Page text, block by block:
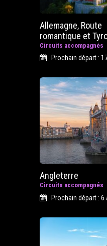
Allemagne, Route
romantique et
Circuits accompagnés
Prochain départ :
Angleterre
Circuits accompagnés
Prochain départ : 6